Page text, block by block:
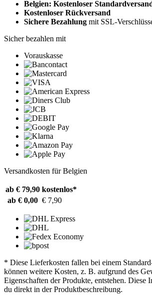
Belgien: Kostenloser
Kostenloser Rückversand
Sichere Bezahlung mit SSL-
Sicher bezahlen mit
Vorauskasse
Versandkosten für Belgien
ab € 79,90 kostenlos*
ab € 0,00 € 7,90
* Diese Lieferkosten fallen bei einem
können weitere Kosten, z. B. aufgrund des
Eigenschaften der Produkte, entstehen. Diese
du direkt in der Produktbeschreibung.